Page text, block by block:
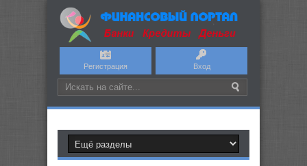
Регистрация Вход